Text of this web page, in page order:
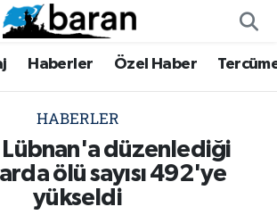
Haberler Özel Haber
HABERLER
Lübnan'a düzenlediği
ölü sayısı 492'ye
yükseldi
Durumu ve Fikstür